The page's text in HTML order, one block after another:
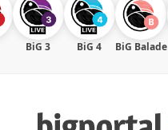
BiG 3 BiG 4 BiG Balade